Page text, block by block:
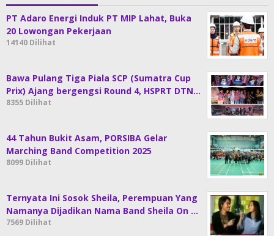
PT Adaro Energi Induk PT MIP Lahat, Buka
20 Lowongan Pekerjaan
14140 Dilihat
Bawa Pulang Tiga Piala SCP (Sumatra Cup
Prix) Ajang bergengsi Round 4, HSPRT DTN…
8355 Dilihat
44 Tahun Bukit Asam, PORSIBA Gelar
Marching Band Competition 2025
8099 Dilihat
Ternyata Ini Sosok Sheila, Perempuan Yang
Namanya Dijadikan Nama Band Sheila On …
7569 Dilihat